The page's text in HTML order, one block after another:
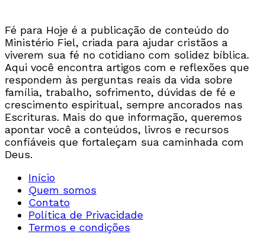
Fé para Hoje é a publicação de conteúdo do
Ministério Fiel, criada para ajudar cristãos a
viverem sua fé no cotidiano com solidez bíblica.
Aqui você encontra artigos com e reflexões que
respondem às perguntas reais da vida sobre
família, trabalho, sofrimento, dúvidas de fé e
crescimento espiritual, sempre ancorados nas
Escrituras. Mais do que informação, queremos
apontar você a conteúdos, livros e recursos
confiáveis que fortaleçam sua caminhada com
Deus.
Início
Quem somos
Contato
Política de Privacidade
Termos e condições